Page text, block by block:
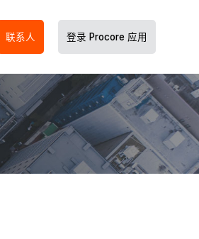
联系人 登录 Procore 应用